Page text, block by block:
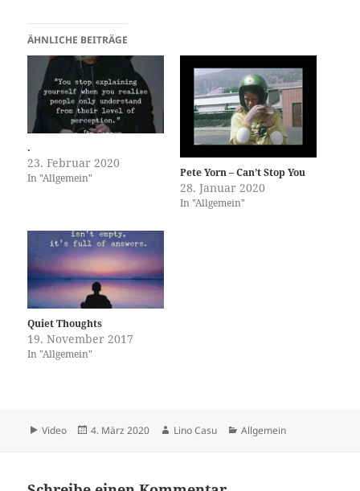
ÄHNLICHE BEITRÄGE
.
23. Februar 2020
In "Allgemein" Pete Yorn – Can’t Stop You
28. Januar 2020
In "Allgemein"
Quiet Thoughts
19. November 2017
In "Allgemein"
Format
Video
Veröffentlicht
4. März 2020 Autor
Lino Casu Kategorien
Allgemein